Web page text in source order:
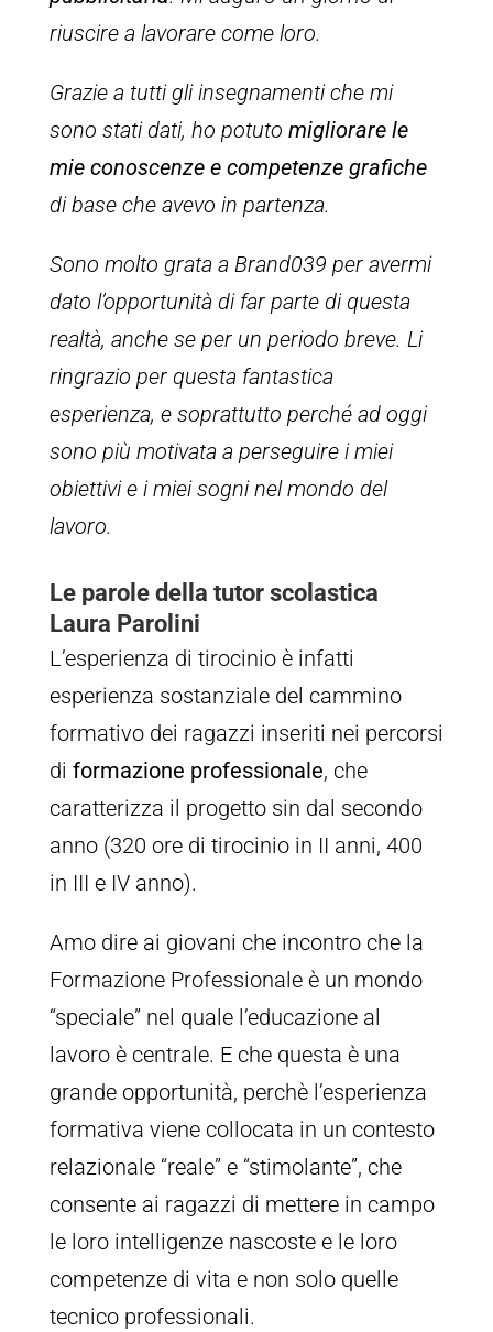
riuscire a lavorare come loro.
Grazie a tutti gli insegnamenti che mi
sono stati dati, ho potuto migliorare le
mie conoscenze e competenze grafiche
di base che avevo in partenza.
Sono molto grata a Brand039 per avermi
dato l’opportunità di far parte di questa
realtà, anche se per un periodo breve. Li
ringrazio per questa fantastica
esperienza, e soprattutto perché ad oggi
sono più motivata a perseguire i miei
obiettivi e i miei sogni nel mondo del
lavoro.
Le parole della tutor scolastica
Laura Parolini
L’esperienza di tirocinio è infatti
esperienza sostanziale del cammino
formativo dei ragazzi inseriti nei percorsi
di formazione professionale, che
caratterizza il progetto sin dal secondo
anno (320 ore di tirocinio in II anni, 400
in III e IV anno).
Amo dire ai giovani che incontro che la
Formazione Professionale è un mondo
“speciale” nel quale l’educazione al
lavoro è centrale. E che questa è una
grande opportunità, perchè l’esperienza
formativa viene collocata in un contesto
relazionale “reale” e “stimolante”, che
consente ai ragazzi di mettere in campo
le loro intelligenze nascoste e le loro
competenze di vita e non solo quelle
tecnico professionali.